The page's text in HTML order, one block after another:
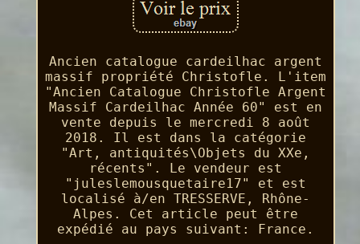
Ancien catalogue cardeilhac argent
massif propriété Christofle. L'item
"Ancien Catalogue Christofle Argent
Massif Cardeilhac Année 60" est en
vente depuis le mercredi 8 août
2018. Il est dans la catégorie
"Art, antiquités\Objets du XXe,
récents". Le vendeur est
"juleslemousquetaire17" et est
localisé à/en TRESSERVE, Rhône-
Alpes. Cet article peut être
expédié au pays suivant: France.